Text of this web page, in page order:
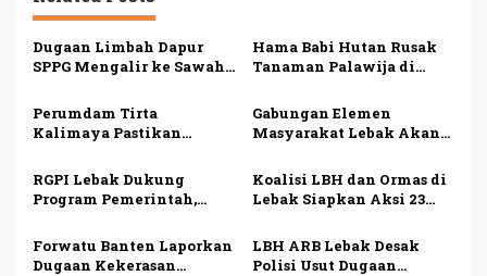
a
s
i
p
o
s
Dugaan Limbah Dapur
SPPG Mengalir ke Sawah
Investigasi Minta
Pemeriksaan Menyeluruh
Hama Babi Hutan Rusak
Tanaman Palawija di
hingga Puluhan Juta
Rupiah
Perumdam Tirta
Kalimaya Pastikan
33.000 Pelanggan di Lebak
Tetap Lancar saat
Kemarau
Gabungan Elemen
Masyarakat Lebak Akan
PDI Perjuangan, Bawa
Lima Tuntutan
RGPI Lebak Dukung
Program Pemerintah,
Kelola demi
Kesejahteraan Rakyat
Koalisi LBH dan Ormas di
Lebak Siapkan Aksi 23
Mundur
Forwatu Banten Laporkan
Dugaan Kekerasan
LBH ARB Lebak Desak
Polisi Usut Dugaan